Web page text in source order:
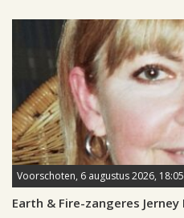
Voorschoten, 6 augustus 2026, 18:05
Earth & Fire-zangeres